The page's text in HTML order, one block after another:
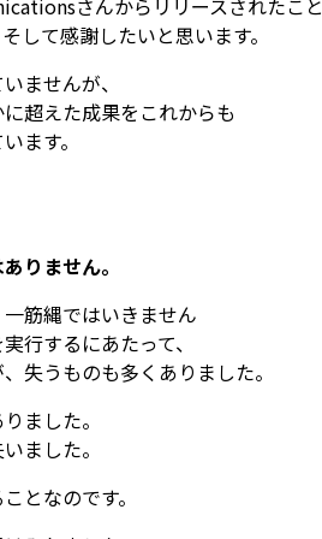
さんからリリースされたこ
して感謝したいと思います。
ませんが、
超えた成果をこれからも
ます。
りません。
筋縄ではいきません
行するにあたって、
失うものも多くありました。
ました。
ました。
となのです。